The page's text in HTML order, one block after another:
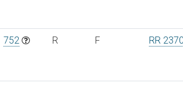
752 R F RR